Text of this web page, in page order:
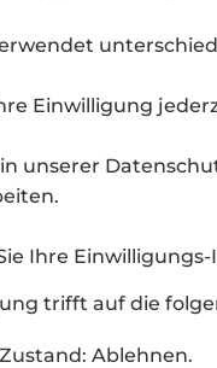
Einwilligung
unserer
Ihre
trifft auf die
Ablehnen.